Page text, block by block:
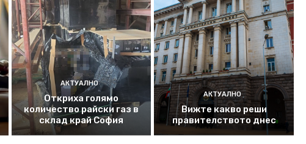
АКТУАЛНО
Откриха голямо
количество райски газ в
склад край София
АКТУАЛНО
Вижте какво реши
правителството днес